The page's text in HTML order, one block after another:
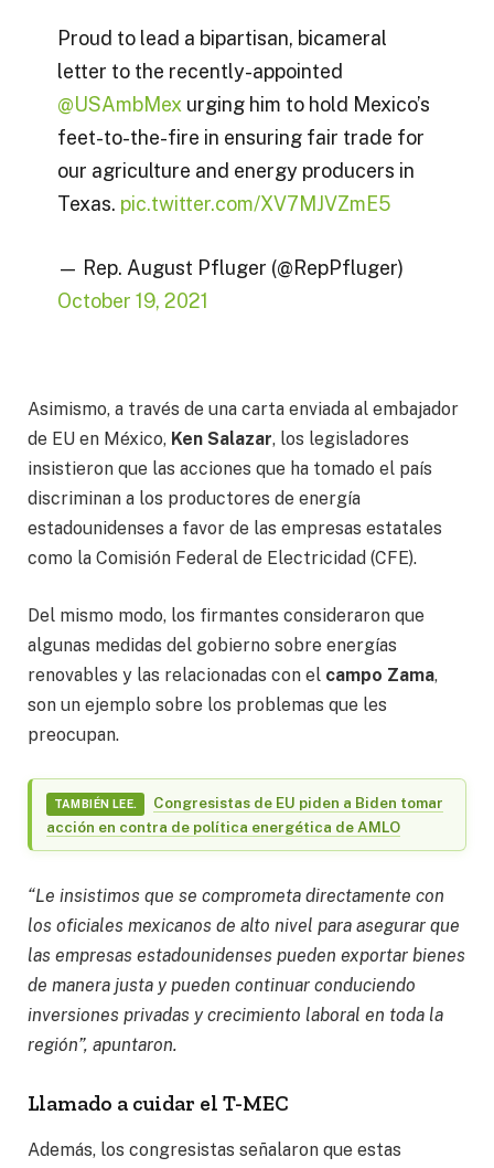
Proud to lead a bipartisan, bicameral
letter to the recently-appointed
@USAmbMexurging him to hold Mexico’s
feet-to-the-fire in ensuring fair trade for
our agriculture and energy producers in
Texas. pic.twitter.com/XV7MJVZmE5
— Rep. August Pfluger (@RepPfluger)
October 19, 2021
Asimismo, a través de una carta enviada al embajador
de EU en México, Ken Salazar, los legisladores
insistieron que las acciones que ha tomado el país
discriminan a los productores de energía
estadounidenses a favor de las empresas estatales
como la Comisión Federal de Electricidad (CFE).
Del mismo modo, los firmantes consideraron que
algunas medidas del gobierno sobre energías
renovables y las relacionadas con el campo Zama,
son un ejemplo sobre los problemas que les
preocupan.
TAMBIÉN LEE.
Congresistas de EU piden a Biden tomar
acción en contra de política energética de AMLO
“Le insistimos que se comprometa directamente con
los oficiales mexicanos de alto nivel para asegurar que
las empresas estadounidenses pueden exportar bienes
de manera justa y pueden continuar conduciendo
inversiones privadas y crecimiento laboral en toda la
región”, apuntaron.
Llamado a cuidar el T-MEC
Además, los congresistas señalaron que estas